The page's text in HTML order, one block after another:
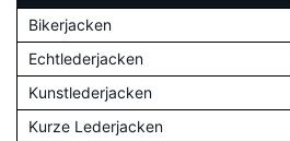
Bikerjacken
Echtlederjacken
Kunstlederjacken
Kurze Lederjacken